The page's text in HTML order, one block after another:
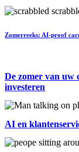
Zomerreeks: AI-proof
De zomer van uw
investeren
AI en